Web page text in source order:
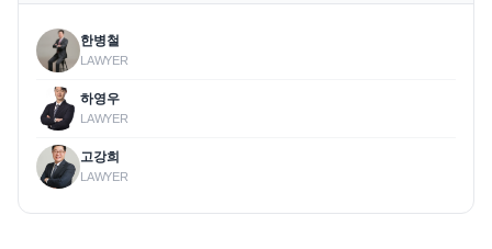
한병철
LAWYER
하영우
LAWYER
고강희
LAWYER